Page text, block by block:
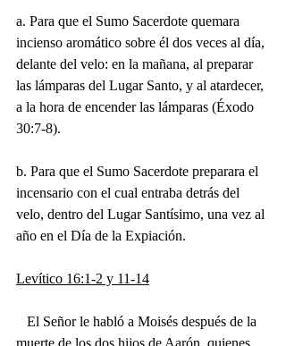
a. Para que el Sumo Sacerdote quemara
incienso aromático sobre él dos veces al día,
delante del velo: en la mañana, al preparar
las lámparas del Lugar Santo, y al atardecer,
a la hora de encender las lámparas (Éxodo
30:7-8).
b. Para que el Sumo Sacerdote preparara el
incensario con el cual entraba detrás del
velo, dentro del Lugar Santísimo, una vez al
año en el Día de la Expiación.
Levítico 16:1-2 y 11-14
muerte de los dos hijos de Aarón, quienes